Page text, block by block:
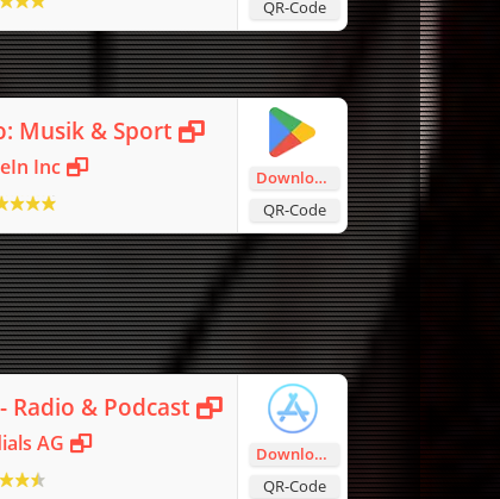
QR-Code
Download
QR-Code
Musik & Sport
Inc
Download
QR-Code
Radio & Podcast
AG